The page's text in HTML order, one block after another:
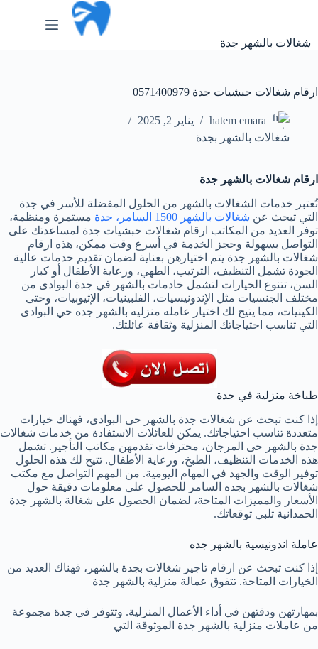
شغالات بالشهر جدة
ارقام شغالات حبشيات جدة 0571400979
hatem emara
يناير 2, 2025
شغالات بالشهر بجدة
ارقام شغالات بالشهر جدة
تُعتبر خدمات الشغالات بالشهر من الحلول المفضلة للأسر في جدة
التي تبحث عن شغالات بالشهر 1500 السامر، جدة
مستمرة ومنظمة،
توفر العديد من المكاتب ارقام شغالات حبشيات جدة لمساعدتك على
التواصل بسهولة وحجز الخدمة في أسرع وقت ممكن، هذه ارقام
شغالات بالشهر جدة يتم اختيارهن بعناية لضمان تقديم خدمات عالية
الجودة تشمل التنظيف، الترتيب، الطهي، ورعاية الأطفال أو كبار
السن، تتنوع الخيارات لتشمل خادمات بالشهر في جدة البوادى من
مختلف الجنسيات مثل الإندونيسيات، الفلبينيات، الإثيوبيات، وحتى
الكينيات، مما يتيح لك اختيار عامله منزليه بالشهر جده حي البوادى
التي تناسب احتياجاتك المنزلية وثقافة عائلتك.
طباخة منزلية في جدة
إذا كنت تبحث عن شغالات جدة بالشهر حى البوادى، فهناك خيارات
متعددة تناسب احتياجاتك. يمكن للعائلات الاستفادة من خدمات شغالات
جدة بالشهر حى المرجان، محترفات تقدمهن مكاتب التأجير. تشمل
هذه الخدمات التنظيف، الطبخ، ورعاية الأطفال. تتيح لك هذه الحلول
توفير الوقت والجهد في المهام اليومية. من المهم التواصل مع مكتب
شغالات بالشهر بجده السامر للحصول على معلومات دقيقة حول
الأسعار والمميزات المتاحة، لضمان الحصول على شغالة بالشهر جدة
الحمدانية تلبي توقعاتك.
عاملة اندونيسية بالشهر جده
إذا كنت تبحث عن ارقام تاجير شغالات بجدة بالشهر، فهناك العديد من
الخيارات المتاحة. تتفوق عمالة منزلية بالشهر جدة
بمهارتهن ودقتهن في أداء الأعمال المنزلية. وتتوفر في جدة مجموعة
من عاملات منزلية بالشهر جدة الموثوقة التي